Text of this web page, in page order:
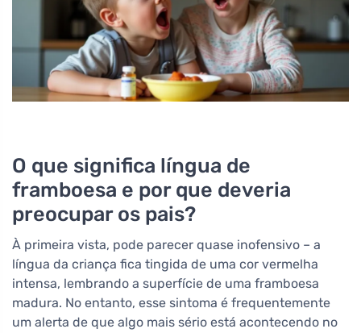
O que significa língua de
framboesa e por que deveria
preocupar os pais?
À primeira vista, pode parecer quase inofensivo – a
língua da criança fica tingida de uma cor vermelha
intensa, lembrando a superfície de uma framboesa
madura. No entanto, esse sintoma é frequentemente
um alerta de que algo mais sério está acontecendo no